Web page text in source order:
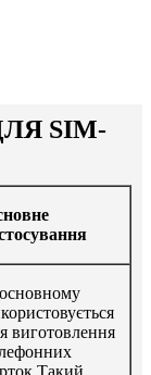
SIM-
виготовлення